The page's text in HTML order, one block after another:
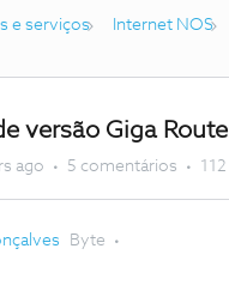
e serviços Internet NOS
versão Giga
ago 5 comentários
Byte